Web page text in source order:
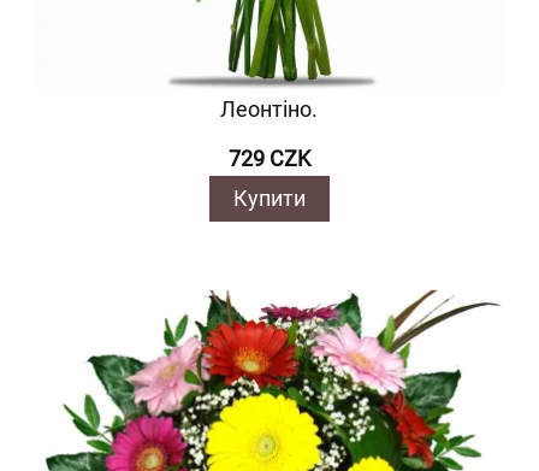
Леонтіно.
729 CZK
Купити